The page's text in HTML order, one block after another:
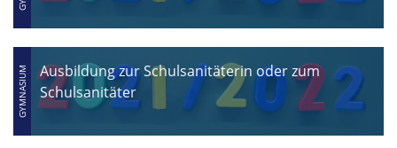
Ausbildung zur Schulsanitäterin oder zum
Schulsanitäter